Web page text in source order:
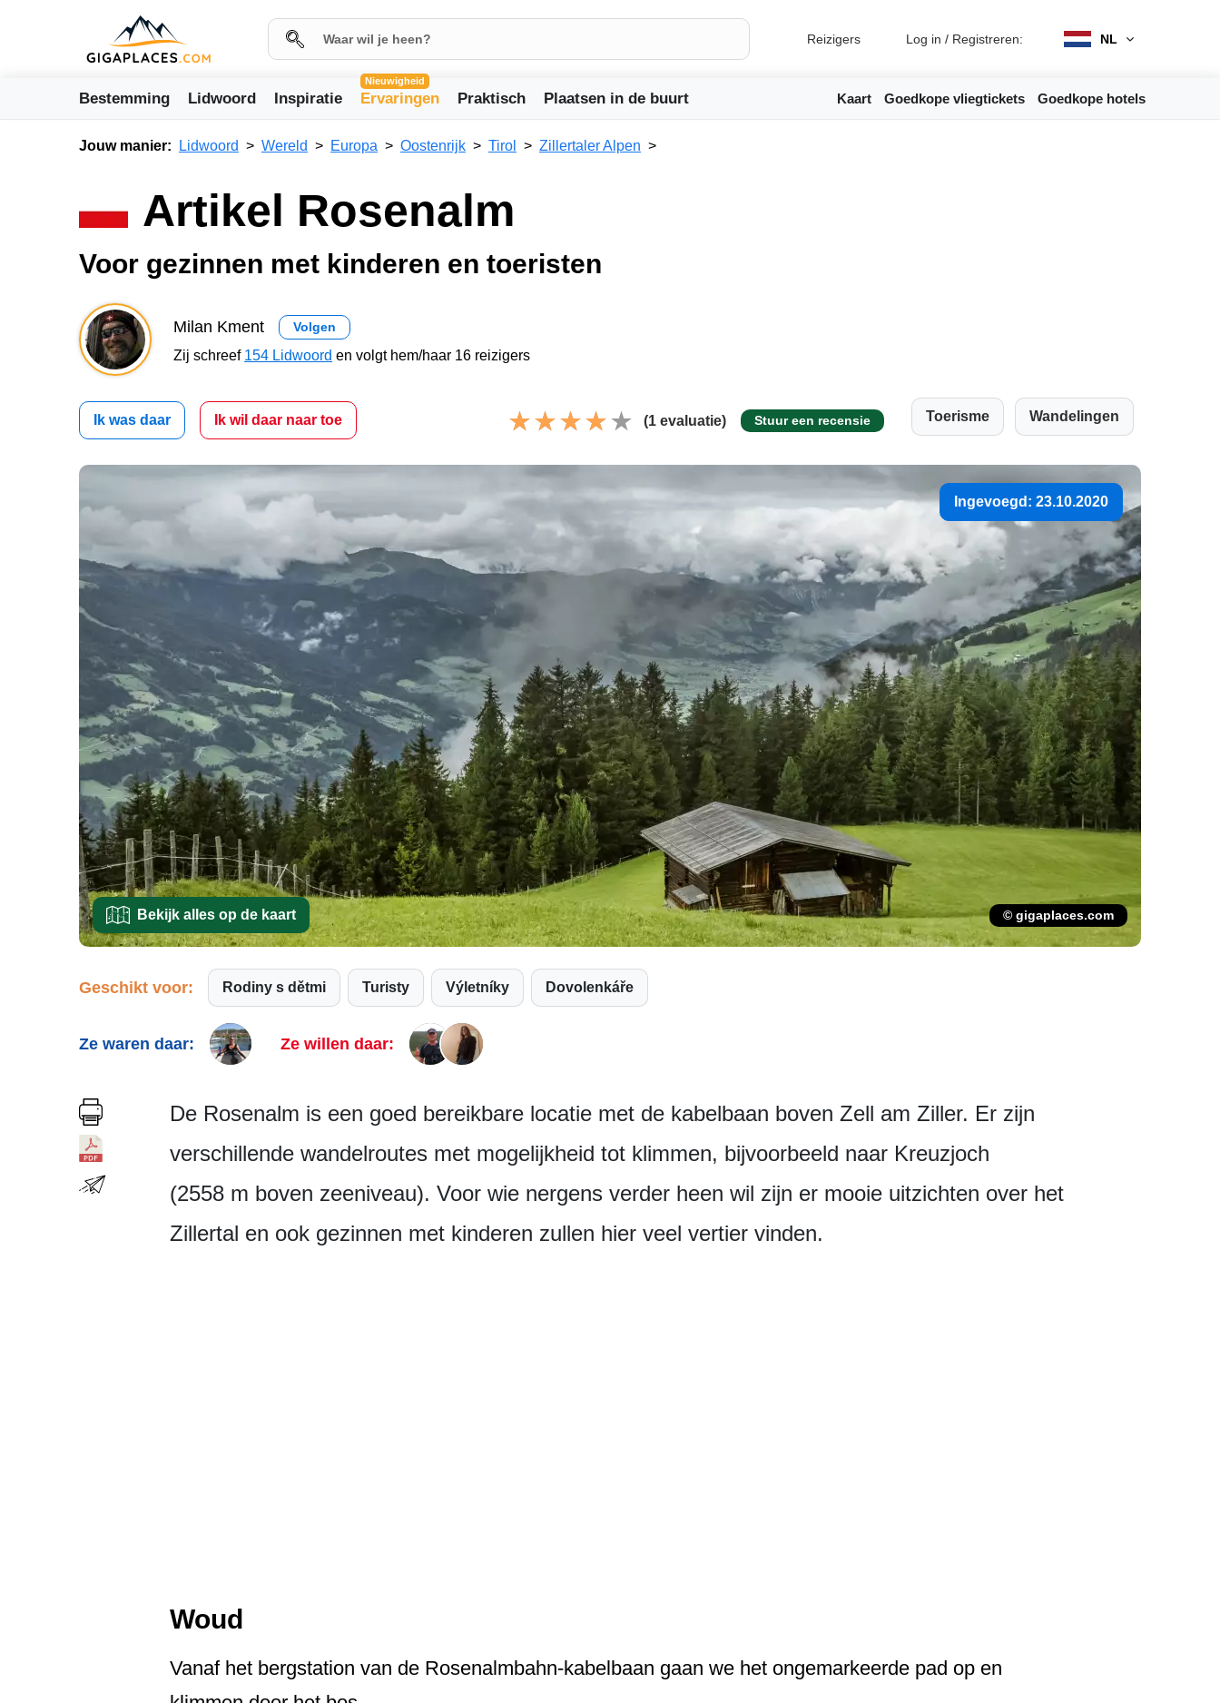
Reizigers Log in / Registreren: NL
Bestemming Lidwoord Inspiratie
Nieuwigheid
Ervaringen Praktisch Plaatsen in de buurt Kaart Goedkope vliegtickets Goedkope hotels
Jouw manier: Lidwoord Wereld Europa Oostenrijk Tirol Zillertaler Alpen
Artikel Rosenalm
Voor gezinnen met kinderen en toeristen
Milan Kment Volgen
Zij schreef 154 Lidwoord en volgt hem/haar 16 reizigers
Ik was daar Ik wil daar naar toe (1 evaluatie) Stuur een recensie Toerisme Wandelingen
Ingevoegd: 23.10.2020
Bekijk alles op de kaart © gigaplaces.com
Geschikt voor: Rodiny s dětmi Turisty Výletníky Dovolenkáře
Ze waren daar: Ze willen daar:
De Rosenalm is een goed bereikbare locatie met de kabelbaan boven Zell am Ziller. Er zijn
verschillende wandelroutes met mogelijkheid tot klimmen, bijvoorbeeld naar Kreuzjoch
(2558 m boven zeeniveau). Voor wie nergens verder heen wil zijn er mooie uitzichten over het
Zillertal en ook gezinnen met kinderen zullen hier veel vertier vinden.
Woud
Vanaf het bergstation van de Rosenalmbahn-kabelbaan gaan we het ongemarkeerde pad op en